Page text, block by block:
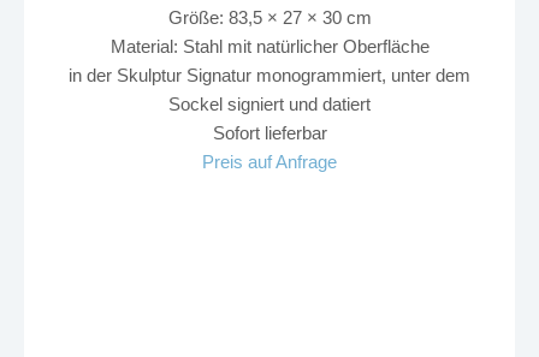
Größe: 83,5 × 27 × 30 cm
Material: Stahl mit natürlicher Oberfläche
in der Skulptur Signatur monogrammiert, unter dem
Sockel signiert und datiert
Sofort lieferbar
Preis auf Anfrage